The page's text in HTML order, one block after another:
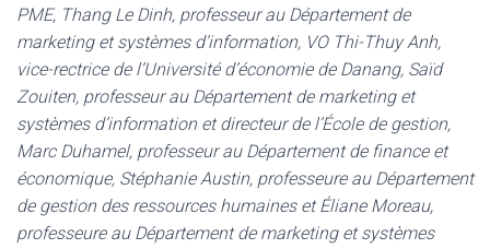
PME, Thang Le Dinh, professeur au Département de
marketing et systèmes d’information, VO Thi-Thuy Anh,
vice-rectrice de l’Université d’économie de Danang, Saïd
Zouiten, professeur au Département de marketing et
systèmes d’information et directeur de l’École de gestion,
Marc Duhamel, professeur au Département de finance et
économique, Stéphanie Austin, professeure au Département
de gestion des ressources humaines et Éliane Moreau,
professeure au Département de marketing et systèmes